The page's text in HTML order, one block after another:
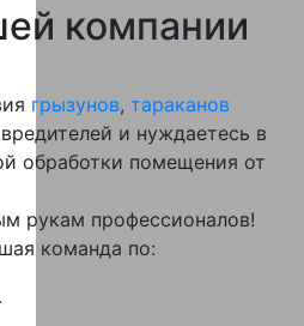
компании
грызунов, тараканов
и нуждаетесь в
обработки помещения от
рукам профессионалов!
команда по: